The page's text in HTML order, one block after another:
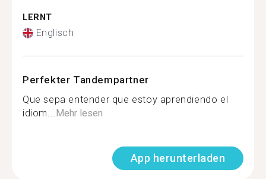
LERNT
Englisch
Perfekter Tandempartner
Que sepa entender que estoy aprendiendo el
idiom...Mehr lesen
App herunterladen